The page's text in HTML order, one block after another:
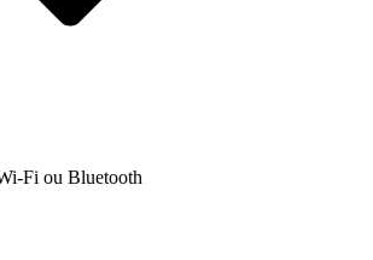
Fi ou Bluetooth